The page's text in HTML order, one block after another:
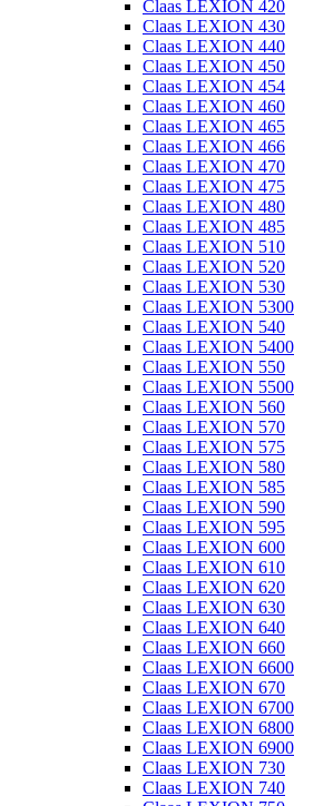
Claas LEXION 420
Claas LEXION 430
Claas LEXION 440
Claas LEXION 450
Claas LEXION 454
Claas LEXION 460
Claas LEXION 465
Claas LEXION 466
Claas LEXION 470
Claas LEXION 475
Claas LEXION 480
Claas LEXION 485
Claas LEXION 510
Claas LEXION 520
Claas LEXION 530
Claas LEXION 5300
Claas LEXION 540
Claas LEXION 5400
Claas LEXION 550
Claas LEXION 5500
Claas LEXION 560
Claas LEXION 570
Claas LEXION 575
Claas LEXION 580
Claas LEXION 585
Claas LEXION 590
Claas LEXION 595
Claas LEXION 600
Claas LEXION 610
Claas LEXION 620
Claas LEXION 630
Claas LEXION 640
Claas LEXION 660
Claas LEXION 6600
Claas LEXION 670
Claas LEXION 6700
Claas LEXION 6800
Claas LEXION 6900
Claas LEXION 730
Claas LEXION 740